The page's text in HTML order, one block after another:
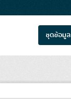
ชุดข้อมูล